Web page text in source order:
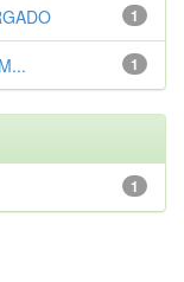
1
1
1